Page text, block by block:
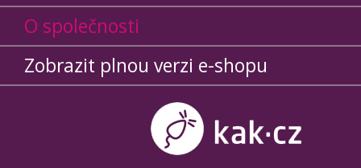
O společnosti
Zobrazit plnou verzi e-shopu